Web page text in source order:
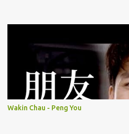
Wakin Chau - Peng You